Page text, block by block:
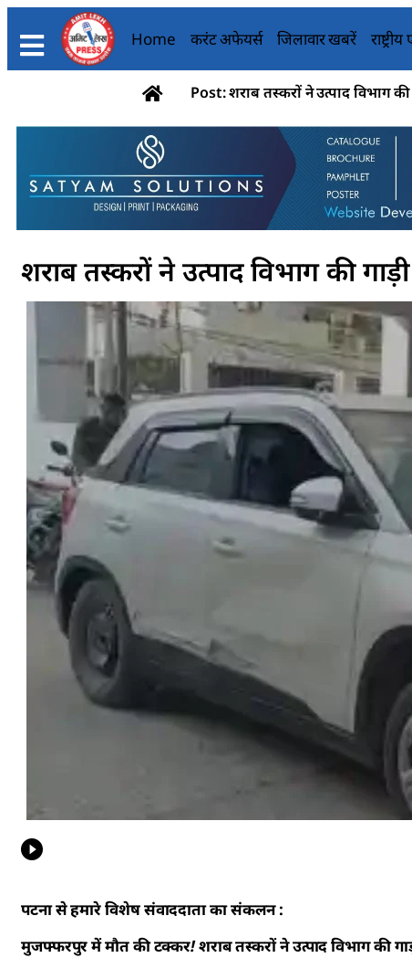
Home करंट अफेयर्स जिलावार खबरें
Post: शराब तस्करों ने उत्पाद विभाग
शराब तस्करों ने उत्पाद विभाग की
पटना से हमारे विशेष संवाददाता का संकलन :
मुजफ्फरपुर में मौत की टक्कर! शराब तस्करों ने उत्पाद विभाग की